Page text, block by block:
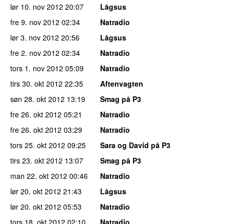
lør 10. nov 2012 20:07
Lågsus
fre 9. nov 2012 02:34
Natradio
lør 3. nov 2012 20:56
Lågsus
fre 2. nov 2012 02:34
Natradio
tors 1. nov 2012 05:09
Natradio
tirs 30. okt 2012 22:35
Aftenvagten
søn 28. okt 2012 13:19
Smag på P3
fre 26. okt 2012 05:21
Natradio
fre 26. okt 2012 03:29
Natradio
tors 25. okt 2012 09:25
Sara og David på P3
tirs 23. okt 2012 13:07
Smag på P3
man 22. okt 2012 00:46
Natradio
lør 20. okt 2012 21:43
Lågsus
lør 20. okt 2012 05:53
Natradio
tors 18. okt 2012 02:10
Natradio